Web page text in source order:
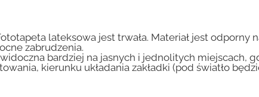
lateksowa jest trwała. Materiał jest
zabrudzenia.
bardziej na jasnych i jednolitych miejscach,
kierunku układania zakładki (pod światło